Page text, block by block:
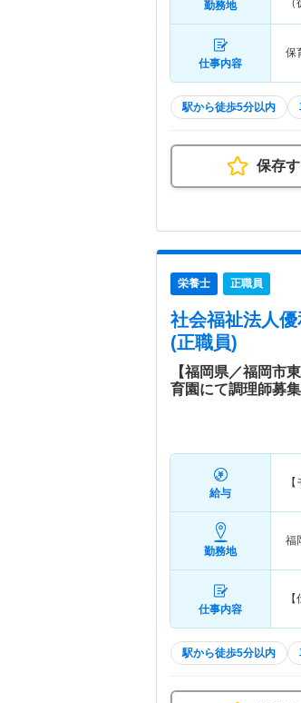
勤務地
仕事内容
保
駅から徒歩5分以内
保存
栄養士 正職員
社会福祉法人
(正職員)
【福岡県／福岡市
育園にて調理師募
給与
勤務地
福
仕事内容
駅から徒歩5分以内